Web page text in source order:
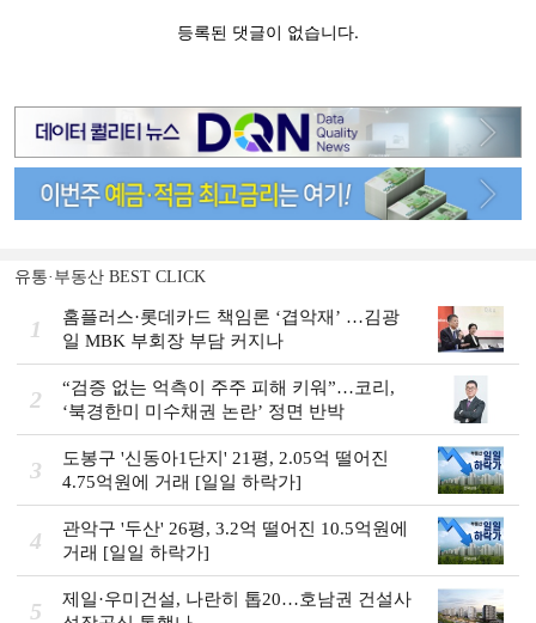
유통·부동산 BEST CLICK
1
홈플러스·롯데카드 책임론 ‘겹악재’ …김광
일 MBK 부회장 부담 커지나
2
“검증 없는 억측이 주주 피해 키워”…코리,
‘북경한미 미수채권 논란’ 정면 반박
3
도봉구 '신동아1단지' 21평, 2.05억 떨어진
4.75억원에 거래 [일일 하락가]
4
관악구 '두산' 26평, 3.2억 떨어진 10.5억원에
거래 [일일 하락가]
5
제일·우미건설, 나란히 톱20…호남권 건설사